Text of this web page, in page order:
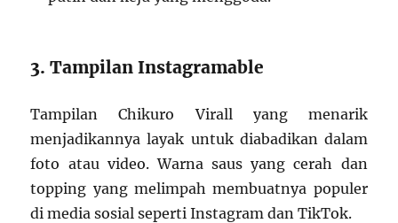
3. Tampilan Instagramable
Tampilan Chikuro Virall yang menarik
menjadikannya layak untuk diabadikan dalam
foto atau video. Warna saus yang cerah dan
topping yang melimpah membuatnya populer
di media sosial seperti Instagram dan TikTok.